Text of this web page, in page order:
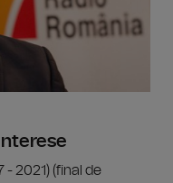
- 2021) (final de